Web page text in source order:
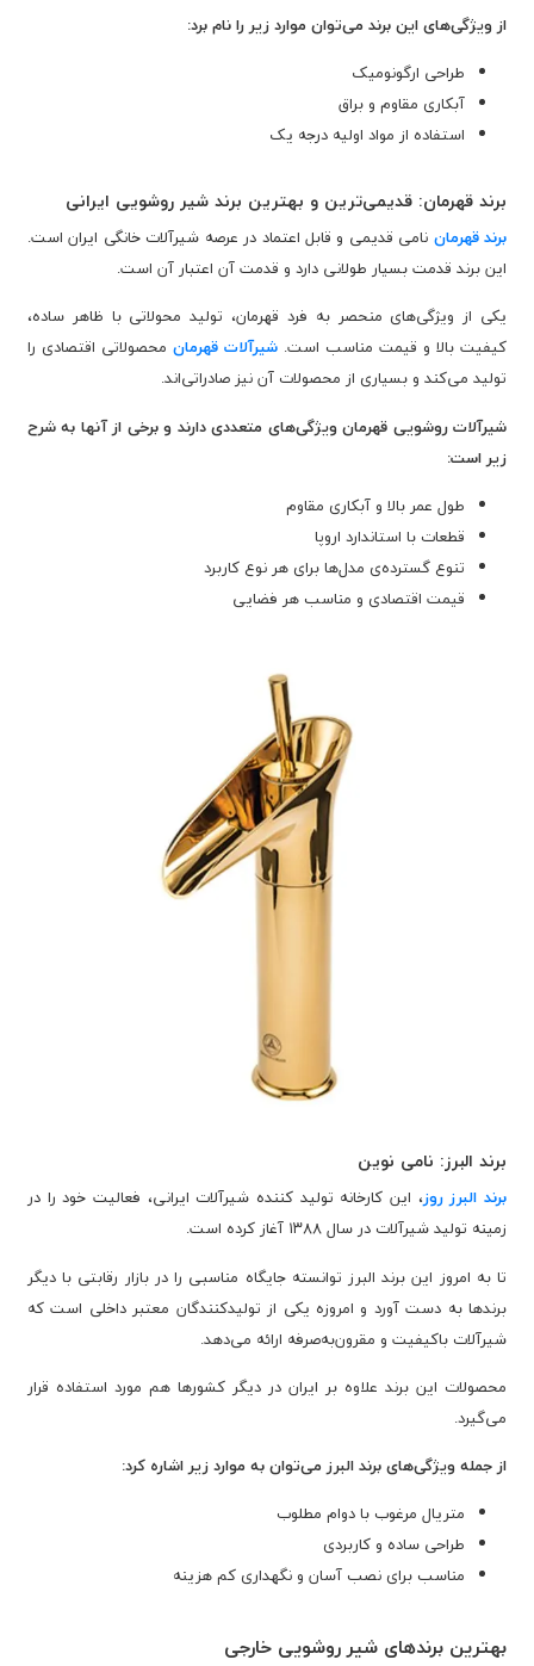
از ویژگی‌های این برند می‌توان موارد زیر را نام برد:
طراحی ارگونومیک
آبکاری مقاوم و براق
استفاده از مواد اولیه درجه یک
برند قهرمان: قدیمی‌ترین و بهترین برند شیر روشویی ایرانی
برند قهرمان نامی قدیمی و قابل اعتماد در عرصه شیرآلات خانگی ایران است.
این برند قدمت بسیار طولانی دارد و قدمت آن اعتبار آن است.
یکی از ویژگی‌های منحصر به فرد قهرمان، تولید محولاتی با ظاهر ساده،
کیفیت بالا و قیمت مناسب است. شیرآلات قهرمان محصولاتی اقتصادی را
تولید می‌کند و بسیاری از محصولات آن نیز صادراتی‌اند.
شیرآلات روشویی قهرمان ویژگی‌های متعددی دارند و برخی از آنها به شرح
زیر است:
طول عمر بالا و آبکاری مقاوم
قطعات با استاندارد اروپا
تنوع گسترده‌ی مدل‌ها برای هر نوع کاربرد
قیمت اقتصادی و مناسب هر فضایی
برند البرز: نامی نوین
برند البرز روز، این کارخانه تولید کننده شیرآلات ایرانی، فعالیت خود را در
زمینه تولید شیرآلات در سال ۱۳۸۸ آغاز کرده است.
تا به امروز این برند البرز توانسته جایگاه مناسبی را در بازار رقابتی با دیگر
برندها به دست آورد و امروزه یکی از تولیدکنندگان معتبر داخلی است که
شیرآلات باکیفیت و مقرون‌به‌صرفه ارائه می‌دهد.
محصولات این برند علاوه بر ایران در دیگر کشورها هم مورد استفاده قرار
می‌گیرد.
از جمله ویژگی‌های برند البرز می‌توان به موارد زیر اشاره کرد:
متریال مرغوب با دوام مطلوب
طراحی ساده و کاربردی
مناسب برای نصب آسان و نگهداری کم هزینه
بهترین برندهای شیر روشویی خارجی